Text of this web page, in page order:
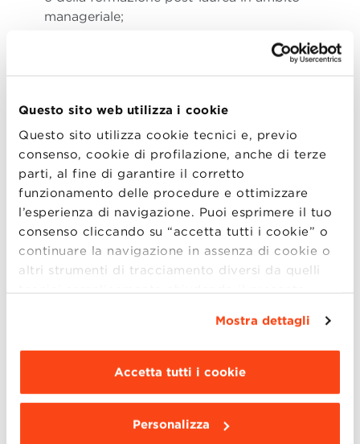
Questo sito web utilizza i cookie
Questo sito utilizza cookie tecnici e, previo
consenso, cookie di profilazione, anche di terze
parti, al fine di garantire il corretto
funzionamento delle procedure e ottimizzare
l’esperienza di navigazione. Puoi esprimere il tuo
consenso cliccando su “accetta tutti i cookie” o
continuare la navigazione in assenza di cookie o
altri strumenti di tracciamento diversi da quelli
tecnici semplicemente chiudendo il presente
Dettagli ”. Per
modificare le impostazioni di navigazione e
scegliere le funzionalità, le terze parti e i cookie
Mostra dettagli
Accetta tutti i cookie
Personalizza
manageriale;
conoscenza della lingua italiana;
Il Dean nomina il capo della selezione e un gruppo di
valutazione per esaminare e valutare le candidature
pervenute. La selezione avverrà mediante la
valutazione delle esperienze professionali dei
candidati sulla base dei curriculum vitae presentati e
attraverso uno o più colloqui ed eventuali altre prove
utili a valutare competenze tecniche e aspetti
attitudinali o motivazionali coerenti ai profili ricercati.
Eventuali ulteriori modalità di selezione individuate
Al termine della selezione, il coordinatore del gruppo
(a insindacabile giudizio del gruppo stesso)
comunicherà al Dean una short list composta dai